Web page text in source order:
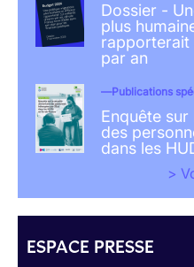
Dossier -
plus
rapporterait
par an
Publications
Enquête
des
dans les
>
ESPACE PRESSE